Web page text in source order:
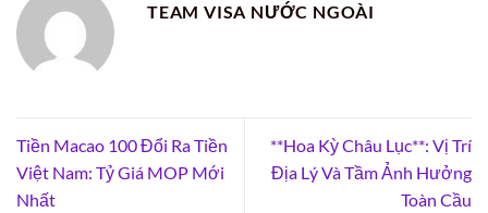
TEAM VISA NƯỚC NGOÀI
Tiền Macao 100 Đổi Ra Tiền
Việt Nam: Tỷ Giá MOP Mới
Nhất
**Hoa Kỳ Châu Lục**: Vị Trí
Địa Lý Và Tầm Ảnh Hưởng
Toàn Cầu